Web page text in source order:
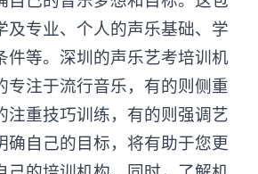
自己的音乐梦想和目标。这包
专业、个人的声乐基础、学
件等。深圳的声乐艺考培训机
专注于流行音乐，有的则侧重
注重技巧训练，有的则强调艺
确自己的目标，将有助于您更